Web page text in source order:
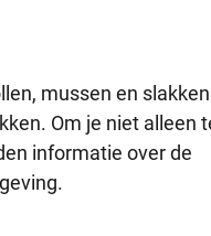
mussen en
Om je niet alleen
informatie over de